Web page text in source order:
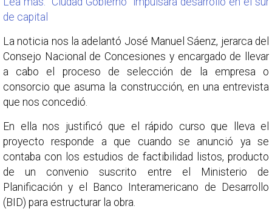
de capital
La noticia nos la adelantó José Manuel Sáenz, jerarca del
Consejo Nacional de Concesiones y encargado de llevar
a cabo el proceso de selección de la empresa o
consorcio que asuma la construcción, en una entrevista
que nos concedió.
En ella nos justificó que el rápido curso que lleva el
proyecto responde a que cuando se anunció ya se
contaba con los estudios de factibilidad listos, producto
de un convenio suscrito entre el Ministerio de
Planificación y el Banco Interamericano de Desarrollo
(BID) para estructurar la obra.